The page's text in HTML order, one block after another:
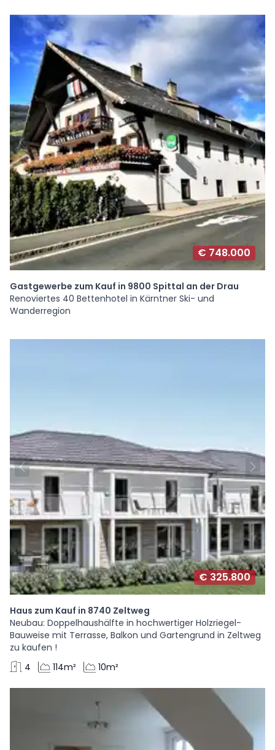
€ 748.000
Gastgewerbe zum Kauf in 9800 Spittal an der Drau
Renoviertes 40 Bettenhotel in Kärntner Ski- und
Wanderregion
€ 325.800
Haus zum Kauf in 8740 Zeltweg
Neubau: Doppelhaushälfte in hochwertiger Holzriegel-
Bauweise mit Terrasse, Balkon und Gartengrund in Zeltweg
zu kaufen !
4
114m² 10m²